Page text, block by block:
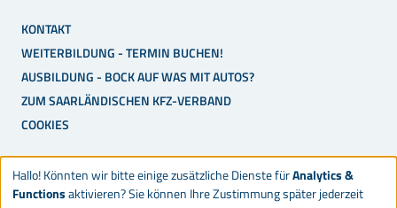
KONTAKT
WEITERBILDUNG - TERMIN BUCHEN!
AUSBILDUNG - BOCK AUF WAS MIT AUTOS?
ZUM SAARLÄNDISCHEN KFZ-VERBAND
COOKIES
Hallo! Könnten wir bitte einige zusätzliche Dienste fürAnalytics &
Functionsaktivieren? Sie können Ihre Zustimmung später jederzeit